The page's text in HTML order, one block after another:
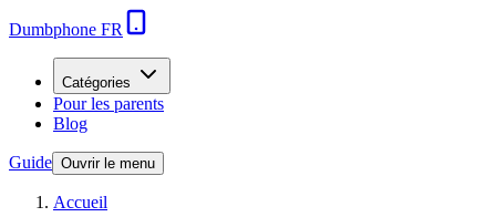
Dumbphone FR
Catégories
Pour les parents
Blog
Guide Ouvrir le menu
Accueil